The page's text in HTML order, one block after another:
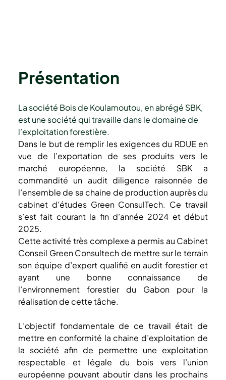
Présentation
La société Bois de Koulamoutou, en abrégé SBK,
est une société qui travaille dans le domaine de
l’exploitation forestière.
Dans le but de remplir les exigences du RDUE en
vue de l’exportation de ses produits vers le
marché européenne, la société SBK a
commandité un audit diligence raisonnée de
l’ensemble de sa chaine de production auprès du
cabinet d’études Green ConsulTech. Ce travail
s’est fait courant la fin d’année 2024 et début
2025.
Cette activité très complexe a permis au Cabinet
Conseil Green Consultech de mettre sur le terrain
son équipe d’expert qualifié en audit forestier et
ayant une bonne connaissance de
l’environnement forestier du Gabon pour la
réalisation de cette tâche.
L’objectif fondamentale de ce travail était de
mettre en conformité la chaine d’exploitation de
la société afin de permettre une exploitation
respectable et légale du bois vers l’union
européenne pouvant aboutir dans les prochains